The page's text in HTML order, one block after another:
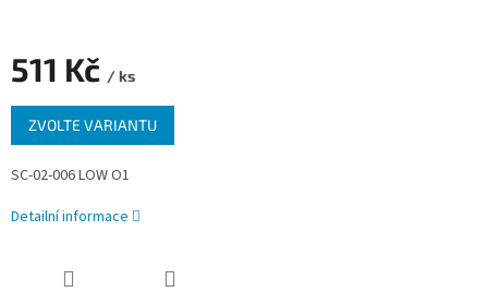
511 Kč / ks
Měrná
cena:
ZVOLTE VARIANTU
SC-02-006 LOW O1
Detailní informace